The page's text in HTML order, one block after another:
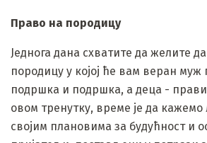
Право на породицу
Једнога дана схватите да желите
породицу у којој ће вам веран муж
подршка и подршка, а деца -
овом тренутку, време је да
својим плановима за будућност и